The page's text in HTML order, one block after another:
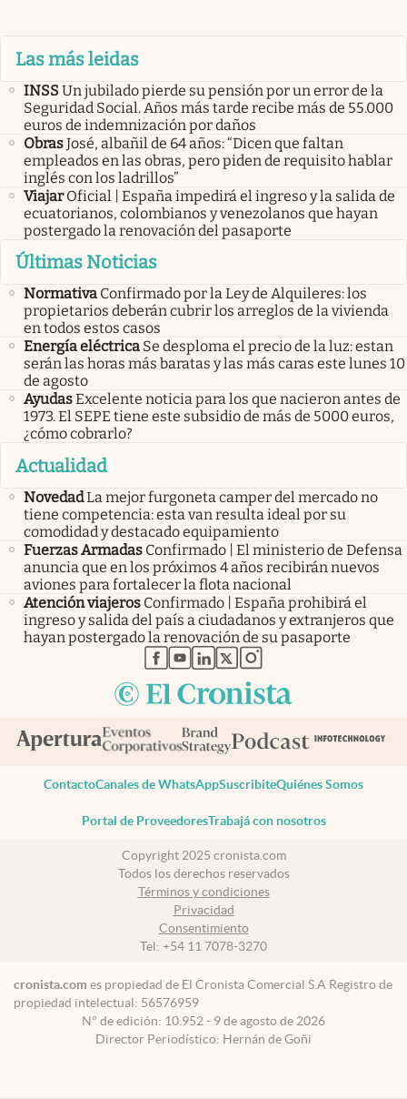
Las más leidas
INSSUn jubilado pierde su pensión por un error de la
Seguridad Social. Años más tarde recibe más de 55.000
euros de indemnización por daños
ObrasJosé, albañil de 64 años: “Dicen que faltan
empleados en las obras, pero piden de requisito hablar
inglés con los ladrillos”
Viajar Oficial | España impedirá el ingreso y la salida de
ecuatorianos, colombianos y venezolanos que hayan
postergado la renovación del pasaporte
Últimas Noticias
Normativa Confirmado por la Ley de Alquileres: los
propietarios deberán cubrir los arreglos de la vivienda
en todos estos casos
Energía eléctrica Se desploma el precio de la luz: estan
serán las horas más baratas y las más caras este lunes 10
de agosto
AyudasExcelente noticia para los que nacieron antes de
1973. El SEPE tiene este subsidio de más de 5000 euros,
¿cómo cobrarlo?
Actualidad
NovedadLa mejor furgoneta camper del mercado no
tiene competencia: esta van resulta ideal por su
comodidad y destacado equipamiento
Fuerzas Armadas Confirmado | El ministerio de Defensa
anuncia que en los próximos 4 años recibirán nuevos
aviones para fortalecer la flota nacional
Atención viajeros Confirmado | España prohibirá el
ingreso y salida del país a ciudadanos y extranjeros que
hayan postergado la renovación de su pasaporte
abre en nueva pestaña
abre en nueva pestaña
abre en nueva pestaña
abre en nueva pestaña
abre en nueva pestaña
ContactoCanales de WhatsAppSuscribiteQuiénes Somos
Portal de ProveedoresTrabajá con nosotros
Copyright 2025 cronista.com
Todos los derechos reservados
Términos y condiciones
Privacidad
Consentimiento
Tel: +54 11 7078-3270
cronista.com es propiedad de El Cronista Comercial S.A Registro de
propiedad intelectual: 56576959
N° de edición: 10.952 - 9 de agosto de 2026
Director Periodístico: Hernán de Goñi